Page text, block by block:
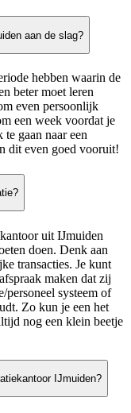
aan de slag?
hebben waarin de
beter moet leren
even persoonlijk
een week voordat je
gaan naar een
dit even goed vooruit!
uit IJmuiden
doen. Denk aan
transacties. Je kunt
maken dat zij
systeem of
Zo kun je een het
nog een klein beetje
IJmuiden?